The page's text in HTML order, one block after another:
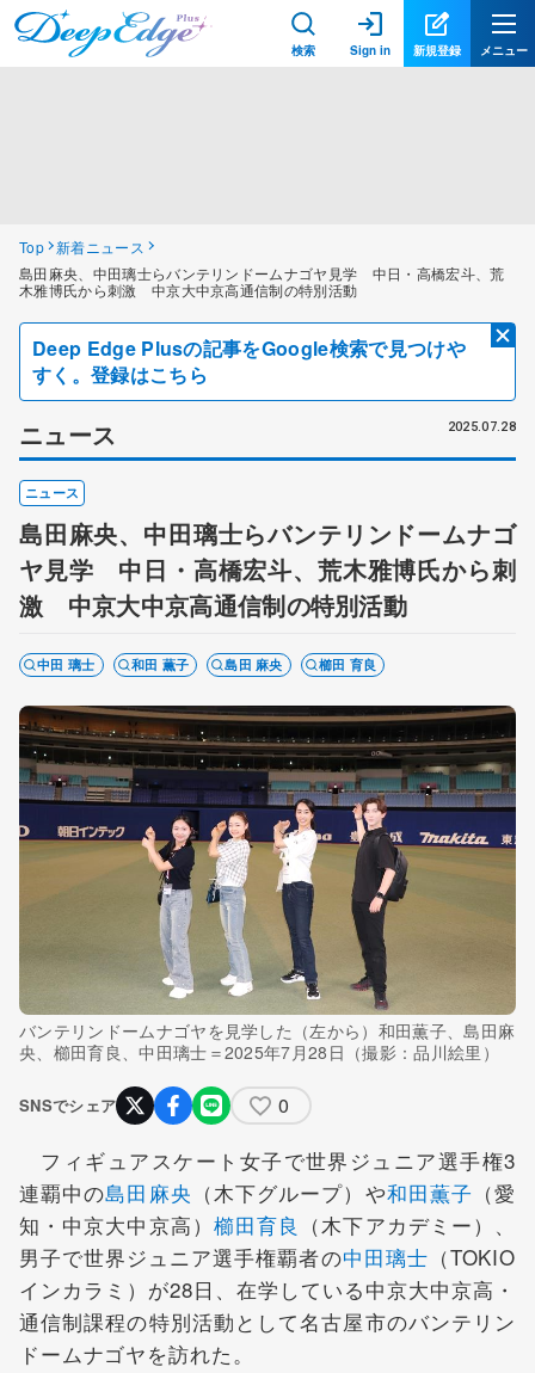
検索 Sign in 新規登録 メニュー
Top 新着ニュース
島田麻央、中田璃士らバンテリンドームナゴヤ見学 中日・高橋宏斗、荒
木雅博氏から刺激 中京大中京高通信制の特別活動
Deep Edge Plusの記事をGoogle検索で見つけや
すく。登録はこちら
ニュース 2025.07.28
ニュース
島田麻央、中田璃士らバンテリンドームナゴ
ヤ見学 中日・高橋宏斗、荒木雅博氏から刺
激 中京大中京高通信制の特別活動
中田 璃士 和田 薫子 島田 麻央 櫛田 育良
バンテリンドームナゴヤを見学した（左から）和田薫子、島田麻
央、櫛田育良、中田璃士＝2025年7月28日（撮影：品川絵里）
SNSでシェア 0
フィギュアスケート女子で世界ジュニア選手権3
連覇中の島田麻央 （木下グループ）や和田薫子 （愛
知・中京大中京高） 櫛田育良 （木下アカデミー）、
男子で世界ジュニア選手権覇者の中田璃士 （TOKIO
インカラミ）が28日、在学している中京大中京高・
通信制課程の特別活動として名古屋市のバンテリン
ドームナゴヤを訪れた。